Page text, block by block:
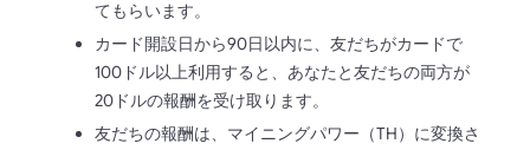
てもらいます。
カード開設日から90日以内に、友だちがカードで
100ドル以上利用すると、あなたと友だちの両方が
20ドルの報酬を受け取ります。
友だちの報酬は、マイニングパワー（TH）に変換さ